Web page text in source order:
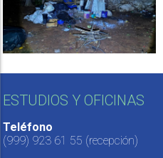
ESTUDIOS Y OFICINAS
Teléfono
(999) 923 61 55 (recepción)